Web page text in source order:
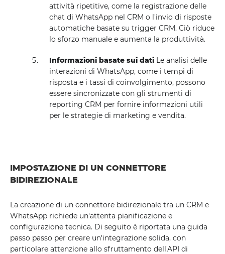
attività ripetitive, come la registrazione delle
chat di WhatsApp nel CRM o l'invio di risposte
automatiche basate su trigger CRM. Ciò riduce
lo sforzo manuale e aumenta la produttività.
Informazioni basate sui dati Le analisi delle
interazioni di WhatsApp, come i tempi di
risposta e i tassi di coinvolgimento, possono
essere sincronizzate con gli strumenti di
reporting CRM per fornire informazioni utili
per le strategie di marketing e vendita.
IMPOSTAZIONE DI UN CONNETTORE
BIDIREZIONALE
La creazione di un connettore bidirezionale tra un CRM e
WhatsApp richiede un'attenta pianificazione e
configurazione tecnica. Di seguito è riportata una guida
passo passo per creare un'integrazione solida, con
particolare attenzione allo sfruttamento dell'API di